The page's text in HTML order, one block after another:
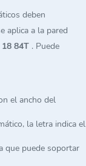
deben
aplica a la pared
84T . Puede
el ancho del
la letra indica el
que puede soportar